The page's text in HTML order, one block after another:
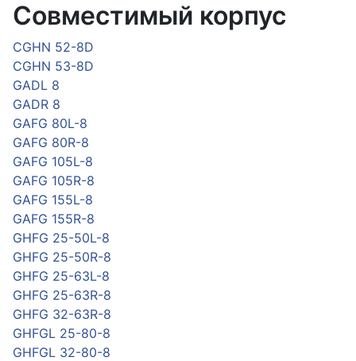
Совместимый корпус
CGHN 52-8D
CGHN 53-8D
GADL 8
GADR 8
GAFG 80L-8
GAFG 80R-8
GAFG 105L-8
GAFG 105R-8
GAFG 155L-8
GAFG 155R-8
GHFG 25-50L-8
GHFG 25-50R-8
GHFG 25-63L-8
GHFG 25-63R-8
GHFG 32-63R-8
GHFGL 25-80-8
GHFGL 32-80-8